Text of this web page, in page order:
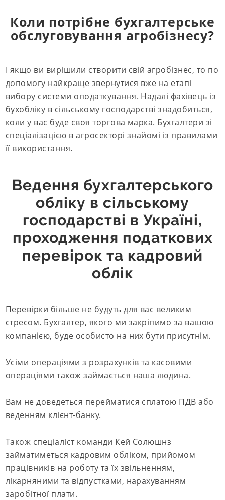
Коли потрібне бухгалтерське
обслуговування агробізнесу?
І якщо ви вирішили створити свій агробізнес, то по
допомогу найкраще звернутися вже на етапі
вибору системи оподаткування. Надалі фахівець із
бухобліку в сільському господарстві знадобиться,
коли у вас буде своя торгова марка. Бухгалтери зі
спеціалізацією в агросекторі знайомі із правилами
її використання.
Ведення бухгалтерського
обліку в сільському
господарстві в Україні,
проходження податкових
перевірок та кадровий
облік
Перевірки більше не будуть для вас великим
стресом. Бухгалтер, якого ми закріпимо за вашою
компанією, буде особисто на них бути присутнім.
Усіми операціями з розрахунків та касовими
операціями також займається наша людина.
Вам не доведеться перейматися сплатою ПДВ або
веденням клієнт-банку.
Також спеціаліст команди Кей Солюшнз
займатиметься кадровим обліком, прийомом
працівників на роботу та їх звільненням,
лікарняними та відпустками, нарахуванням
заробітної плати.